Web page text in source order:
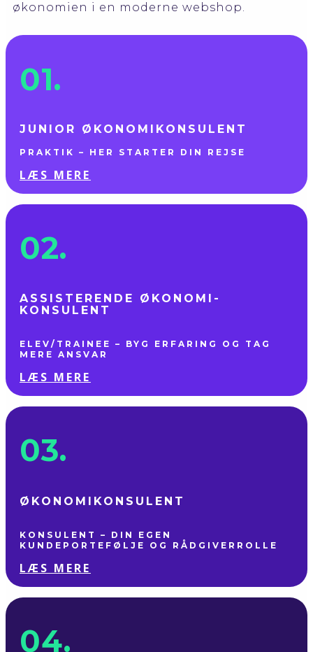
økonomien i en moderne webshop.
01.
JUNIOR ØKONOMI­KONSULENT
PRAKTIK – HER STARTER DIN REJSE
LÆS MERE
02.
ASSISTERENDE ØKONOMI­
KONSULENT
ELEV/TRAINEE – BYG ERFARING OG TAG
MERE ANSVAR
LÆS MERE
03.
ØKONOMI­KONSULENT
KONSULENT – DIN EGEN
KUNDEPORTEFØLJE OG RÅDGIVERROLLE
LÆS MERE
04.